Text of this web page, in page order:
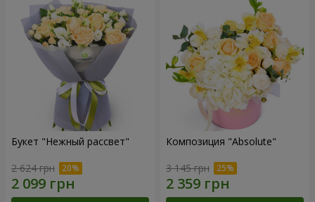
Букет "Нежный рассвет"
2 624 грн
Композиция "Absolute"
3 145 грн